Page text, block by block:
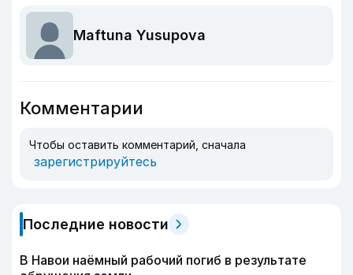
Maftuna Yusupova
Комментарии
Чтобы оставить комментарий, сначала
зарегистрируйтесь
Последние новости
В Навои наёмный рабочий погиб в результате